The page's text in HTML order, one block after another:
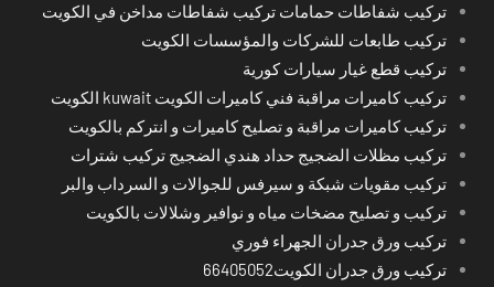
تركيب شفاطات حمامات تركيب شفاطات مداخن في الكويت
تركيب طابعات للشركات والمؤسسات الكويت
تركيب قطع غيار سيارات كورية
تركيب كاميرات مراقبة فني كاميرات الكويت kuwait الكويت
تركيب كاميرات مراقبة و تصليح كاميرات و انتركم بالكويت
تركيب مظلات الضجيج حداد هندي الضجيج تركيب شترات
تركيب مقويات شبكة و سيرفس للجوالات و السرداب والبر
تركيب و تصليح مضخات مياه و نوافير وشلالات بالكويت
تركيب ورق جدران الجهراء فوري
تركيب ورق جدران الكويت66405052